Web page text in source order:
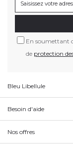
En soumettant
de protection
Bleu Libellule
Besoin d'aide
Nos offres